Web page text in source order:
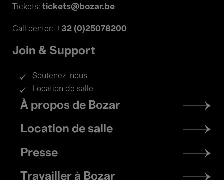
Tickets: tickets@bozar.be
Call center: +32 (0)25078200
Join & Support
Soutenez-nous
Location de salle
Footer
menu
À propos de Bozar
Location de salle
Presse
Travailler à Bozar